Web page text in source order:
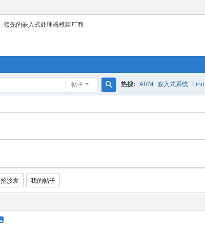
领先的嵌入式处理器模组厂商
帖子
索
热搜: ARM 嵌入式系统
抢沙发 我的帖子